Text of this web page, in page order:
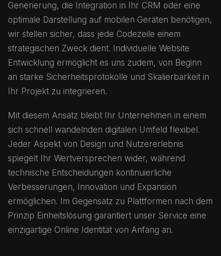
Generierung, die Integration in Ihr CRM oder eine
optimale Darstellung auf mobilen Geräten benötigen,
wir stellen sicher, dass jede Codezeile einem
strategischen Zweck dient. Individuelle Website
Entwicklung ermöglicht es uns zudem, von Beginn
an starke Sicherheitsprotokolle und Skalierbarkeit in
Ihr Projekt zu integrieren.
Mit diesem Ansatz bleibt Ihr Unternehmen in einem
sich schnell wandelnden digitalen Umfeld flexibel.
Jeder Aspekt von Design und Nutzererlebnis
spiegelt Ihr Wertversprechen wider, während
technische Entscheidungen kontinuierliche
Verbesserungen, Innovation und Expansion
ermöglichen. Im Gegensatz zu Plattformen nach dem
Prinzip Einheitslösung garantiert unser Service eine
einzigartige Online Identität von Anfang an.